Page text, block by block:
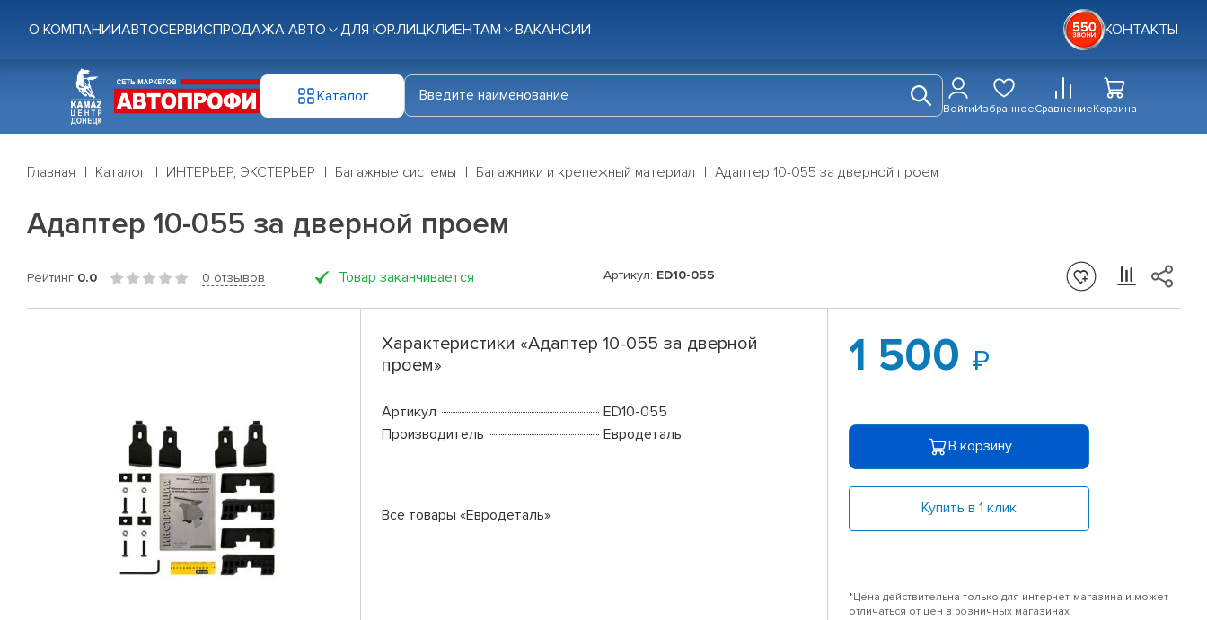
О КОМПАНИИАВТОСЕРВИСПРОДАЖА АВТО ДЛЯ ЮР.ЛИЦКЛИЕНТАМ ВАКАНСИИ КОНТАКТЫ
Каталог
ВойтиИзбранноеСравнениеКорзина
Главная Каталог ИНТЕРЬЕР, ЭКСТЕРЬЕР Багажные системы Багажники и крепежный материал Адаптер 10-055 за дверной проем
Адаптер 10-055 за дверной проем
Рейтинг 0.0 0 отзывов Товар заканчивается Артикул: ED10-055
Характеристики «Адаптер 10-055 за дверной
проем»
Артикул
ED10-055
Производитель
Евродеталь
Все товары «Евродеталь»
1 500
В корзину
Купить в 1 клик
*Цена действительна только для интернет-магазина и может
отличаться от цен в розничных магазинах